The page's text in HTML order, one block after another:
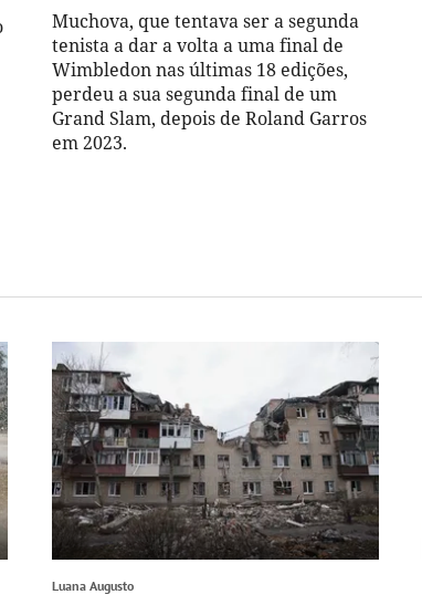
Muchova, que tentava ser a segunda
tenista a dar a volta a uma final de
Wimbledon nas últimas 18 edições,
perdeu a sua segunda final de um
Grand Slam, depois de Roland Garros
em 2023.
Luana Augusto